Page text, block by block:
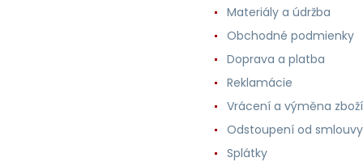
Materiály a údržba
Obchodné podmienky
Doprava a platba
Reklamácie
Vrácení a výměna zboží
Odstoupení od smlouvy
Splátky